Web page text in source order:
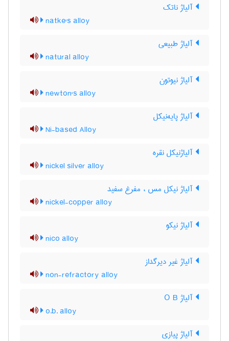
آلیاژ ناتک
natke's alloy
آلیاژ طبیعی
natural alloy
آلیاژ نیوتون
newton's alloy
آلیاژ پایه‌نیکل
Ni-based Alloy
آلیاژنیکل نقره
nickel silver alloy
آلیاژ نیکل مس ، مفرغ سفید
nickel-copper alloy
آلیاژ نیکو
nico alloy
آلیاژ غیر دیرگداز
non-refractory alloy
آلیاژ O B
o.b. alloy
آلیاژ پیازی